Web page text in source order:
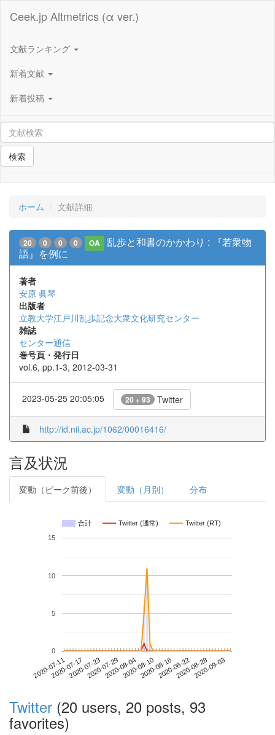
Ceek.jp Altmetrics (α ver.)
文献ランキング
新着文献
新着投稿
検索
ホーム 文献詳細
20 0 0 0 OA
乱歩と和書のかかわり : 『若衆物
語』を例に
著者
安原 眞琴
出版者
立教大学江戸川乱歩記念大衆文化研究センター
雑誌
センター通信
巻号頁・発行日
vol.6, pp.1-3, 2012-03-31
2023-05-25 20:05:05 20 + 93 Twitter
http://id.nii.ac.jp/1062/00016416/
言及状況
変動（ピーク前後） 変動（月別） 分布
合計 Twitter (通常) Twitter (RT)
2020-07-112020-07-172020-07-232020-07-292020-08-042020-08-102020-08-162020-08-222020-08-282020-09-03
0
5
10
15
Twitter (20 users, 20 posts, 93
favorites)